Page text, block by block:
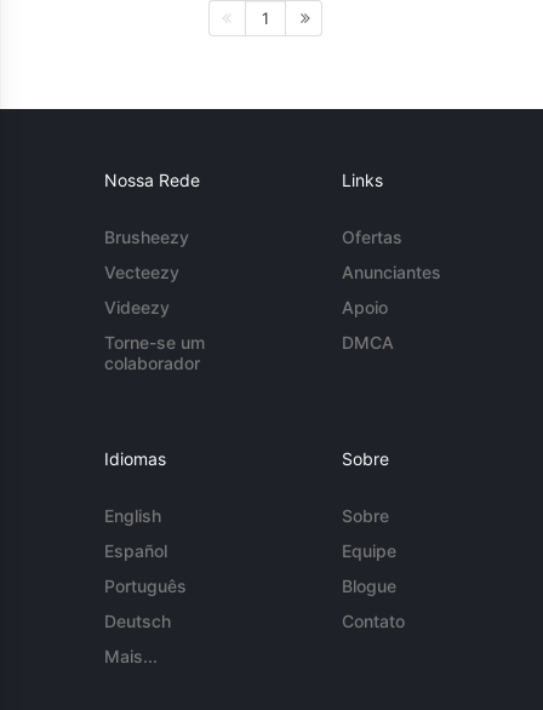
1
Nossa Rede
Brusheezy
Vecteezy
Videezy
Torne-se um
colaborador
Links
Ofertas
Anunciantes
Apoio
DMCA
Idiomas
English
Español
Português
Deutsch
Mais...
Sobre
Sobre
Equipe
Blogue
Contato